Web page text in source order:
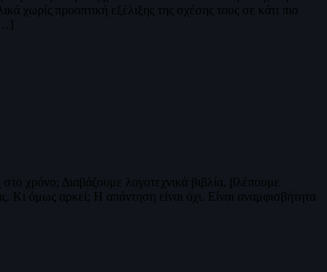
χωρίς προοπτική εξέλιξης της σχέσης τους σε κάτι πιο
χρόνο; Διαβάζουμε λογοτεχνικά βιβλία, βλέπουμε
Κι όμως αρκεί; Η απάντηση είναι όχι. Είναι αναμφισβήτητα